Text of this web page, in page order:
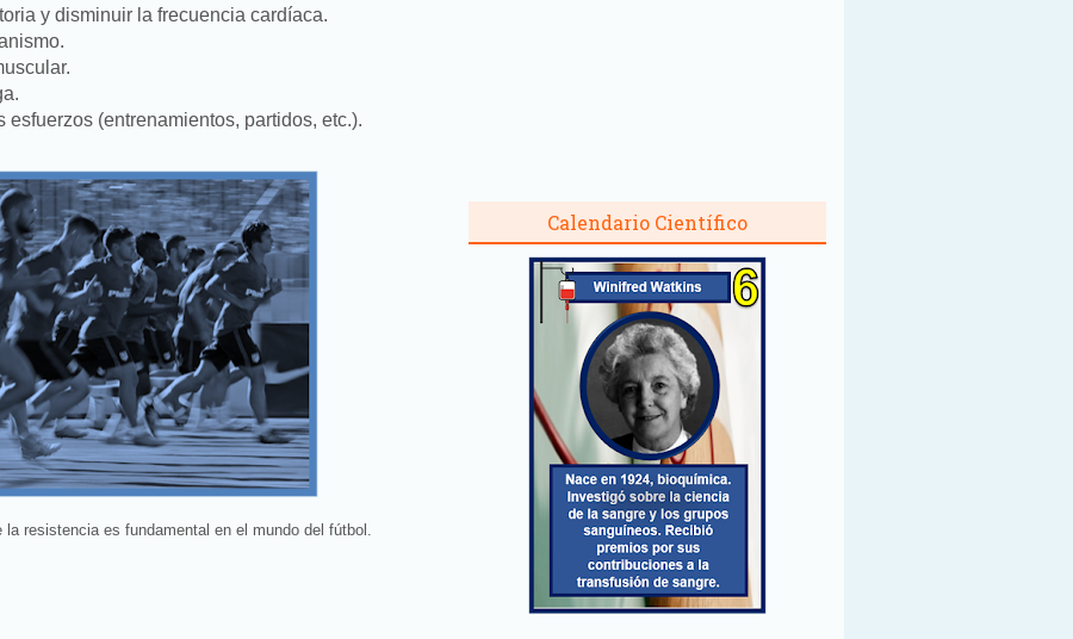
y disminuir la frecuencia cardíaca.
esfuerzos (entrenamientos, partidos, etc.).
la resistencia es fundamental en el mundo del fútbol.
Calendario Científico